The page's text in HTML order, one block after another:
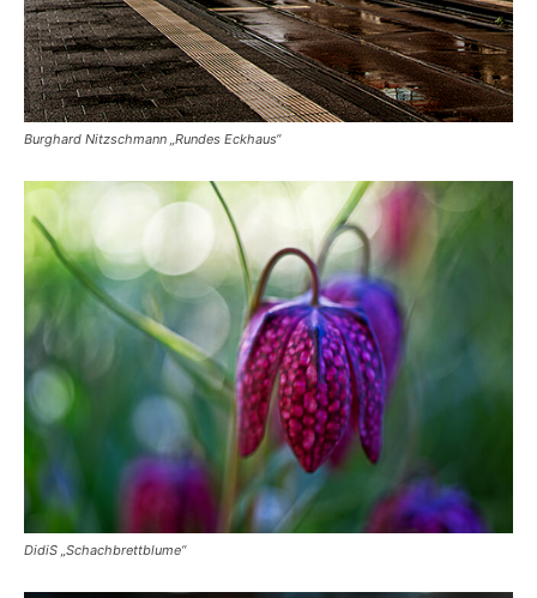
Burghard Nitzschmann „Rundes Eckhaus“
DidiS „Schachbrettblume“